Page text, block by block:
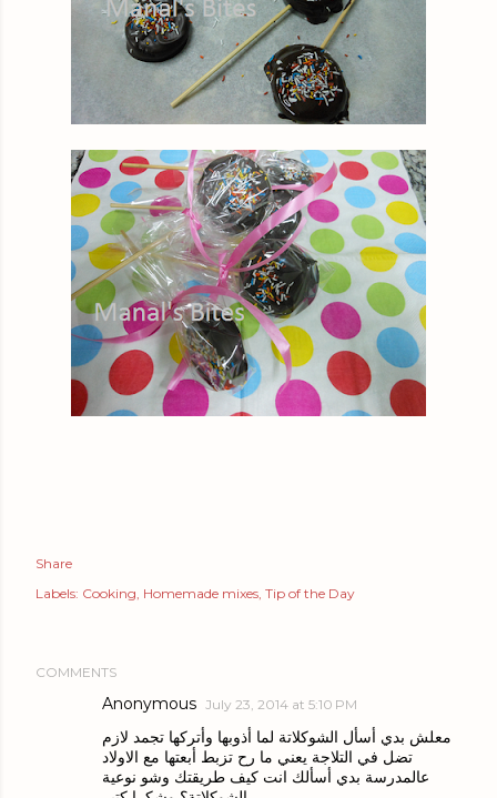
Share
Labels: Cooking Homemade mixes Tip of the Day
COMMENTS
Anonymous July 23, 2014 at 5:10 PM
معلش بدي أسأل الشوكلاتة لما أذوبها وأتركها تجمد لازم
تضل في التلاجة يعني ما رح تزبط أبعتها مع الاولاد
عالمدرسة بدي أسألك انت كيف طريقتك وشو نوعية